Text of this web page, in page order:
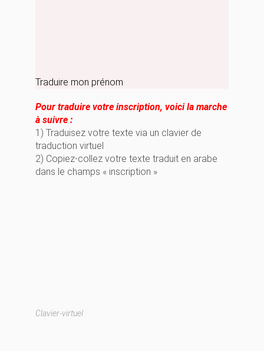
Traduire mon prénom
Pour traduire votre inscription, voici la marche
à suivre :
1) Traduisez votre texte via un clavier de
traduction virtuel
2) Copiez-collez votre texte traduit en arabe
dans le champs « inscription »
Clavier-virtuel